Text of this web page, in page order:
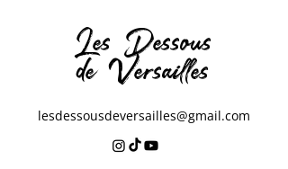
Les Dessous
de Versailles
lesdessousdeversailles@gmail.com